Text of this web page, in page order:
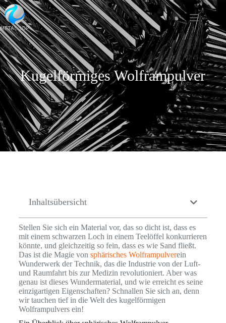
Kugelförmiges Wolframpulver
Inhaltsübersicht
Stellen Sie sich ein Material vor, das so dicht ist, dass es
mit einem schwarzen Loch in einem Teelöffel konkurrieren
könnte, und gleichzeitig so fein, dass es wie Sand fließt.
Das ist die Magie von sphärisches Wolframpulverein
Wunderwerk der Technik, das die Industrie von der Luft-
und Raumfahrt bis zur Medizin revolutioniert. Aber was
genau ist dieses Wundermaterial, und wie erreicht es seine
einzigartigen Eigenschaften? Schnallen Sie sich an, denn
wir tauchen tief in die Welt des kugelförmigen
Wolframpulvers ein!